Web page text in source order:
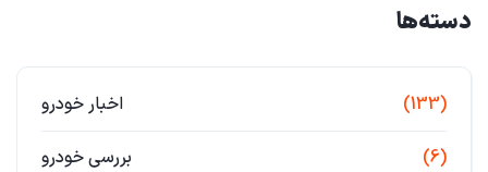
دسته‌ها
اخبار خودرو (133)
بررسی خودرو (6)